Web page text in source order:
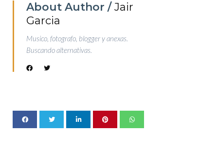
About Author /Jair
Garcia
Musico, fotografo, blogger y anexas.
Buscando alternativas.